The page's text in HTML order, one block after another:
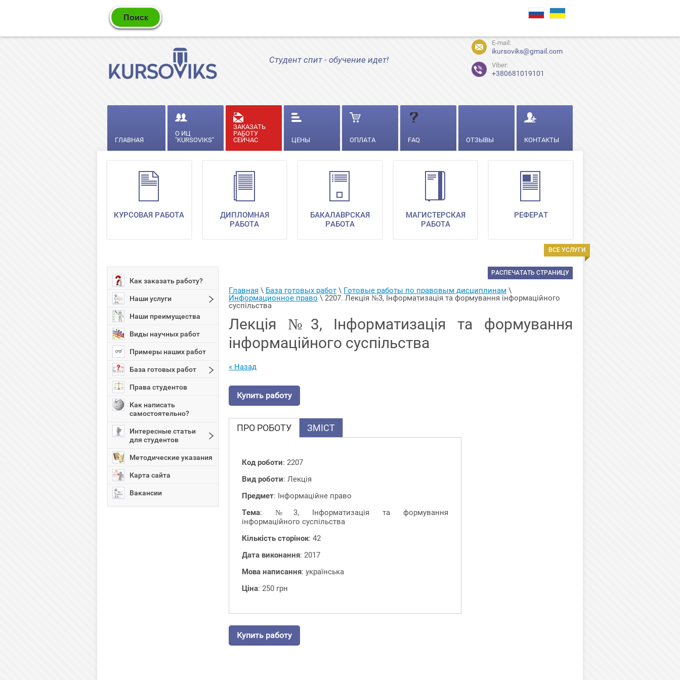
Студент спит - обучение идет!
E-mail:
ikursoviks@gmail.com
Viber:
+380681019101
ГЛАВНАЯ
О ИЦ
"KURSOVIKS"
ЗАКАЗАТЬ
РАБОТУ
СЕЙЧАС
ЦЕНЫ ОПЛАТА FAQ ОТЗЫВЫ КОНТАКТЫ
ВСЕ УСЛУГИ
КУРСОВАЯ РАБОТА
ДИПЛОМНАЯ
РАБОТА
БАКАЛАВРСКАЯ
РАБОТА
МАГИСТЕРСКАЯ
РАБОТА
РЕФЕРАТ
Как заказать работу?
Наши услуги
Наши преимущества
Виды научных работ
Примеры наших работ
База готовых работ
Права студентов
Как написать
самостоятельно?
Интересные статьи
для студентов
Методические указания
Карта сайта
Вакансии
РАСПЕЧАТАТЬ СТРАНИЦУ
Главная \ База готовых работ \ Готовые работы по правовым дисциплинам
Информационное право \ 2207. Лекція №3, Інформатизація та формування інформаційного
суспільства
Лекція №3, Інформатизація та формування
інформаційного суспільства
« Назад
Купить работу
ПРО РОБОТУ ЗМІСТ
Код роботи: 2207
Вид роботи: Лекція
Предмет: Інформаційне право
Тема: №3, Інформатизація та формування
інформаційного суспільства
Кількість сторінок: 42
Дата виконання: 2017
Мова написання: українська
Ціна: 250 грн
Купить работу